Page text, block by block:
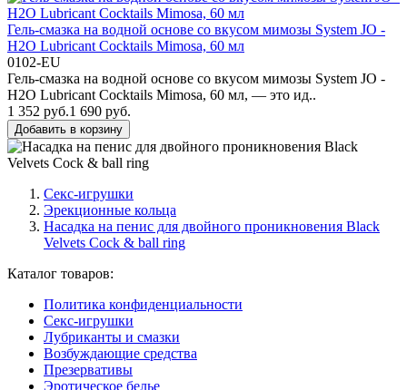
Гель-смазка на водной основе со вкусом мимозы System JO -
H2O Lubricant Cocktails Mimosa, 60 мл
0102-EU
Гель-смазка на водной основе со вкусом мимозы System JO -
H2O Lubricant Cocktails Mimosa, 60 мл, — это ид..
1 352 руб.1 690 руб.
Добавить в корзину
Секс-игрушки
Эрекционные кольца
Насадка на пенис для двойного проникновения Black
Velvets Cock & ball ring
Каталог товаров:
Политика конфиденциальности
Секс-игрушки
Лубриканты и смазки
Возбуждающие средства
Презервативы
Эротическое белье